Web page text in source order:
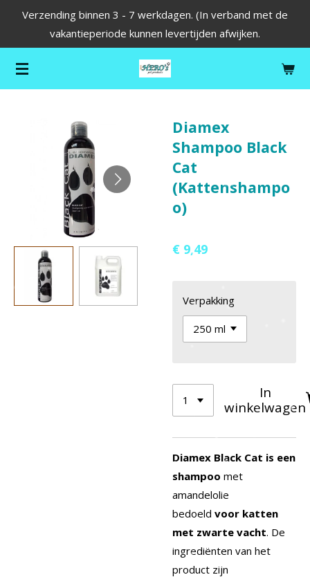
de
hoofdinhoud
Verzending binnen 3 - 7 werkdagen. (In verband met de
vakantieperiode kunnen levertijden afwijken.
Diamex
Shampoo Black
Cat
(Kattenshampo
o)
€ 9,49
Verpakking
In
winkelwagen
Diamex Black Cat is een
shampoo met
amandelolie
bedoeld voor katten
met zwarte vacht. De
ingrediënten van het
product zijn